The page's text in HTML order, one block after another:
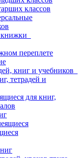
классов
книжки
переплете
книг и учебников
тетрадей и
для книг,